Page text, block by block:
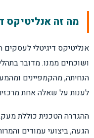
תרחיש אמיתי:
חמש טעויות
מה זה אנליטיקס
אנליטיקס דיגיטלי
ושוכחים ממנו. מדובר
הנחיתה, מהקמפיינים
לענות על שאלה אחת
ההגדרה הטכנית כוללת
הגעה, ביצועי עמודים